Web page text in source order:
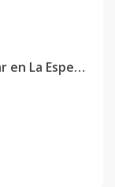
Torre con aptos. nuevos a estrenar en La Esperilla